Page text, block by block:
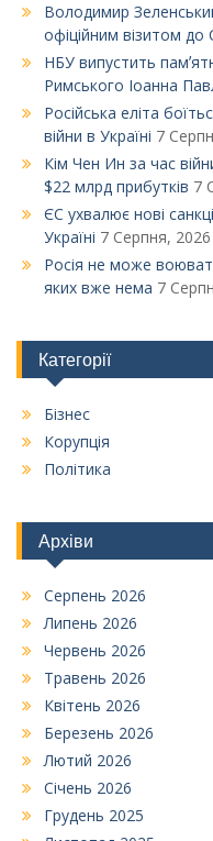
Володимир
офіційним візитом до
НБУ випустить
Римського Іоанна
Російська еліта
війни в Україні 7
Кім Чен Ин за час
$22 млрд прибутків 7
ЄС ухвалює нові
Україні 7 Серпня, 2026
Росія не може
яких вже нема 7
Категорії
Бізнес
Корупція
Політика
Архіви
Серпень 2026
Липень 2026
Червень 2026
Травень 2026
Квітень 2026
Березень 2026
Лютий 2026
Січень 2026
Грудень 2025